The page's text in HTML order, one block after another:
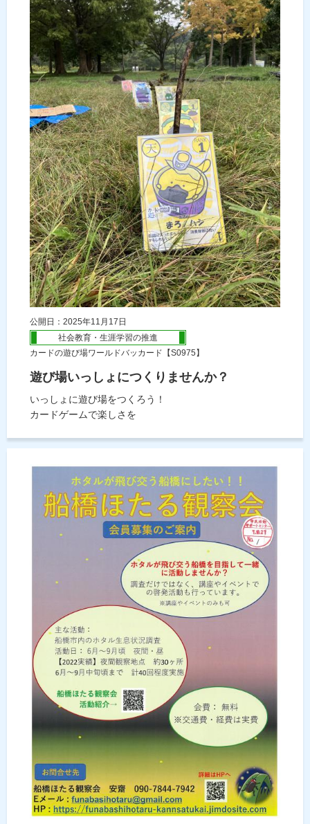
公開日：2025年11月17日
社会教育・生涯学習の推進
カードの遊び場ワールドバッカード【S0975】
遊び場いっしょにつくりませんか？
いっしょに遊び場をつくろう！
カードゲームで楽しさを